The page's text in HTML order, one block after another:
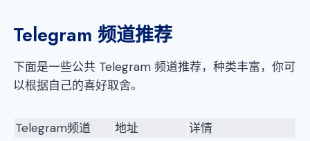
Telegram 频道推荐
下面是一些公共 Telegram 频道推荐，种类丰富，你可
以根据自己的喜好取舍。
Telegram频道 地址
详情